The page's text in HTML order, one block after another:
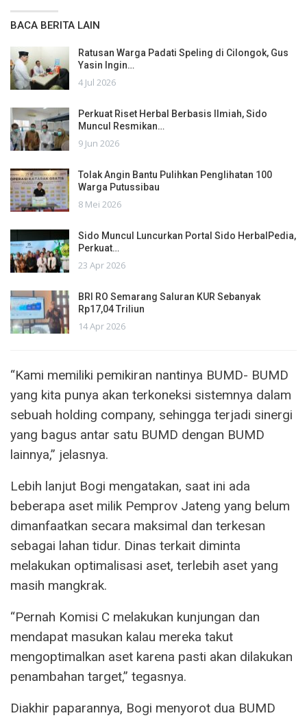
BACA BERITA LAIN
Ratusan Warga Padati Speling di Cilongok, Gus
Yasin Ingin…
4 Jul 2026
Perkuat Riset Herbal Berbasis Ilmiah, Sido
Muncul Resmikan…
9 Jun 2026
Tolak Angin Bantu Pulihkan Penglihatan 100
Warga Putussibau
8 Mei 2026
Sido Muncul Luncurkan Portal Sido HerbalPedia,
Perkuat…
23 Apr 2026
BRI RO Semarang Saluran KUR Sebanyak
Rp17,04 Triliun
14 Apr 2026
“Kami memiliki pemikiran nantinya BUMD- BUMD
yang kita punya akan terkoneksi sistemnya dalam
sebuah holding company, sehingga terjadi sinergi
yang bagus antar satu BUMD dengan BUMD
lainnya,” jelasnya.
Lebih lanjut Bogi mengatakan, saat ini ada
beberapa aset milik Pemprov Jateng yang belum
dimanfaatkan secara maksimal dan terkesan
sebagai lahan tidur. Dinas terkait diminta
melakukan optimalisasi aset, terlebih aset yang
masih mangkrak.
“Pernah Komisi C melakukan kunjungan dan
mendapat masukan kalau mereka takut
mengoptimalkan aset karena pasti akan dilakukan
penambahan target,” tegasnya.
Diakhir paparannya, Bogi menyorot dua BUMD